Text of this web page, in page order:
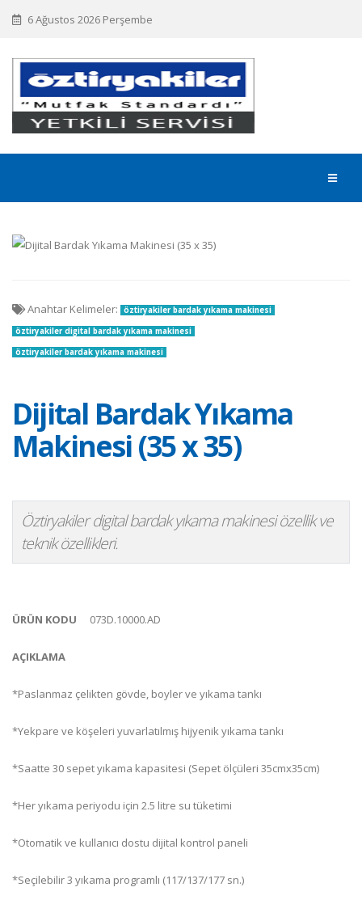
6 Ağustos 2026 Perşembe
Dijital Bardak Yıkama
Makinesi (35 x 35)
Öztiryakiler digital bardak yıkama makinesi özellik ve
teknik özellikleri.
ÜRÜN KODU 073D.10000.AD
AÇIKLAMA
*Paslanmaz çelikten gövde, boyler ve yıkama tankı
*Yekpare ve köşeleri yuvarlatılmış hijyenik yıkama tankı
*Saatte 30 sepet yıkama kapasitesi (Sepet ölçüleri 35cmx35cm)
*Her yıkama periyodu için 2.5 litre su tüketimi
*Otomatik ve kullanıcı dostu dijital kontrol paneli
*Seçilebilir 3 yıkama programlı (117/137/177 sn.)
Anahtar Kelimeler:
öztiryakiler bardak yıkama makinesi
öztiryakiler digital bardak yıkama makinesi
öztiryakiler bardak yıkama makinesi